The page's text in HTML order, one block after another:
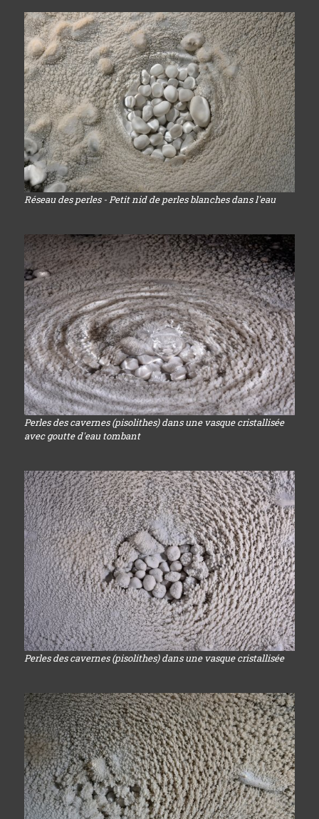
Réseau des perles - Petit nid de perles blanches dans l'eau
Perles des cavernes (pisolithes) dans une vasque cristallisée
avec goutte d'eau tombant
Perles des cavernes (pisolithes) dans une vasque cristallisée